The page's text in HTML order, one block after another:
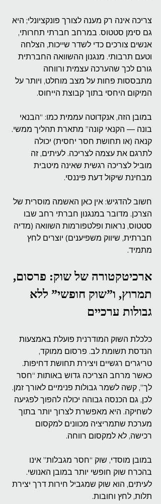
צריכה אינה רק מענה לצורך פונקציונלי; היא
גם סימן סטטוס. במרחב חברתי תחרותי,
אנשים צורכים כדי לשדר שייכות, הצלחה
וטעם תרבותי. מנגנון ההשוואה החברתית
גורם לכך שהערכה עצמית ורווחה
מתבססות פחות על מצב מוחלט, ויותר על
המיקום היחסי בתוך קבוצת הייחוס.
במובן הזה, אנקדוטה עממית כמו: “הבנאי
בונה — הקנאי קונה” מתארת תהליך ממשי.
קנאה (או תחושת חסר יחסית) יכולה
לתרגם את עצמה לצריכה. לעיתים, זה
מוביל לצריכה רגשית שאינה מיטבית
מבחינת שיקול דעת פיננסי.
חשוב להדגיש: אין כאן האשמה מוסרית של
הצרכן. מדובר במנגנון חברתי רחב שבו
סטטוס, נראות ופלטפורמות השוואה (מדיה
חברתית, שיווק משפיענים) יוצרים לחץ
מתמיד.
ארכיטקטורה של שוק: פרסום,
תמרוץ, ו”שוק חופשי” ללא
גבולות ערכיים
כלכלת השוק המודרנית פועלת באמצעות
הנדסת תשומת לב. פרסום ממוקד,
טריגרים רגשיים ויצירת תחושת דחיפות.
כאשר מרחב הצריכה גדוש באותות “חסר
לך”, קשה לשמר גבולות פנימיים לאורך זמן.
לכן, גם הכנסה גבוהה יכולה להפוך לפגיעה
לשחיקה. היא מאפשרת לצרוך יותר בתוך
מערכת שתמריציה מכוונים למקסום
רכישה, לא למקסום רווחה.
במובן מוסדי, שוק “חסר מגבלות” אינו
בהכרח שוק חופשי יותר במובן האנושי.
לעיתים, הוא שוק שמגביל חירות דרך יצירת
תלות, לחץ וחובות.